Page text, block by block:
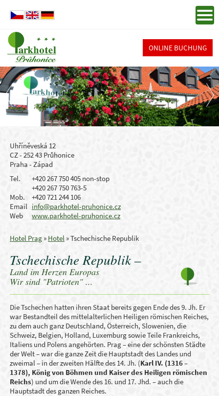
ONLINE BUCHUNG
Uhříněveská 12
CZ - 252 43 Průhonice
Praha - Západ
Tel.
+420 267 750 405 non-stop
+420 267 750 763-5
Mob.
+420 721 244 106
Email info@parkhotel-pruhonice.cz
Web
www.parkhotel-pruhonice.cz
Hotel Prag » Hotel »Tschechische Republik
Tschechische Republik –
Land im Herzen Europas
Wir sind "Patrioten" ...
Die Tschechen hatten ihren Staat bereits gegen Ende des 9. Jh. Er
war Bestandteil des mittelalterlichen Heiligen römischen Reiches,
zu dem auch ganz Deutschland, Österreich, Slowenien, die
Schweiz, Belgien, Holland, Luxemburg sowie Teile Frankreichs,
Italiens und Polens angehörten. Prag – eine der schönsten Städte
der Welt – war die ganze Zeit die Hauptstadt des Landes und
zweimal – in der zweiten Hälfte des 14. Jh. (Karl IV. (1316 –
1378), König von Böhmen und Kaiser des Heiligen römischen
Reichs) und um die Wende des 16. und 17. Jhd. – auch die
Hauptstadt des ganzen Reiches.